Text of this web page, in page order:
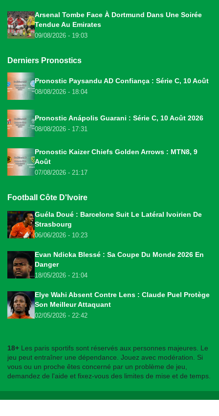
Arsenal Tombe Face À Dortmund Dans Une Soirée
Tendue Au Emirates
09/08/2026 - 19:03
Derniers Pronostics
Pronostic Paysandu AD Confiança : Série C, 10 Août
08/08/2026 - 18:04
Pronostic Anápolis Guarani : Série C, 10 Août 2026
08/08/2026 - 17:31
Pronostic Kaizer Chiefs Golden Arrows : MTN8, 9
Août
07/08/2026 - 21:17
Football Côte D'Ivoire
Guéla Doué : Barcelone Suit Le Latéral Ivoirien De
Strasbourg
06/06/2026 - 10:23
Evan Ndicka Blessé : Sa Coupe Du Monde 2026 En
Danger
18/05/2026 - 21:04
Elye Wahi Absent Contre Lens : Claude Puel Protège
Son Meilleur Attaquant
02/05/2026 - 22:42
18+ Les paris sportifs sont réservés aux personnes majeures. Le
jeu peut entraîner une dépendance. Jouez avec modération. Si
vous ou un proche êtes concerné par un problème de jeu,
demandez de l'aide et fixez-vous des limites de mise et de temps.